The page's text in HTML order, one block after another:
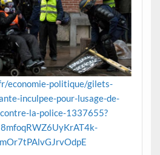
economie-politique/gilets-
inculpee-pour-lusage-de-
la-police-1337655?